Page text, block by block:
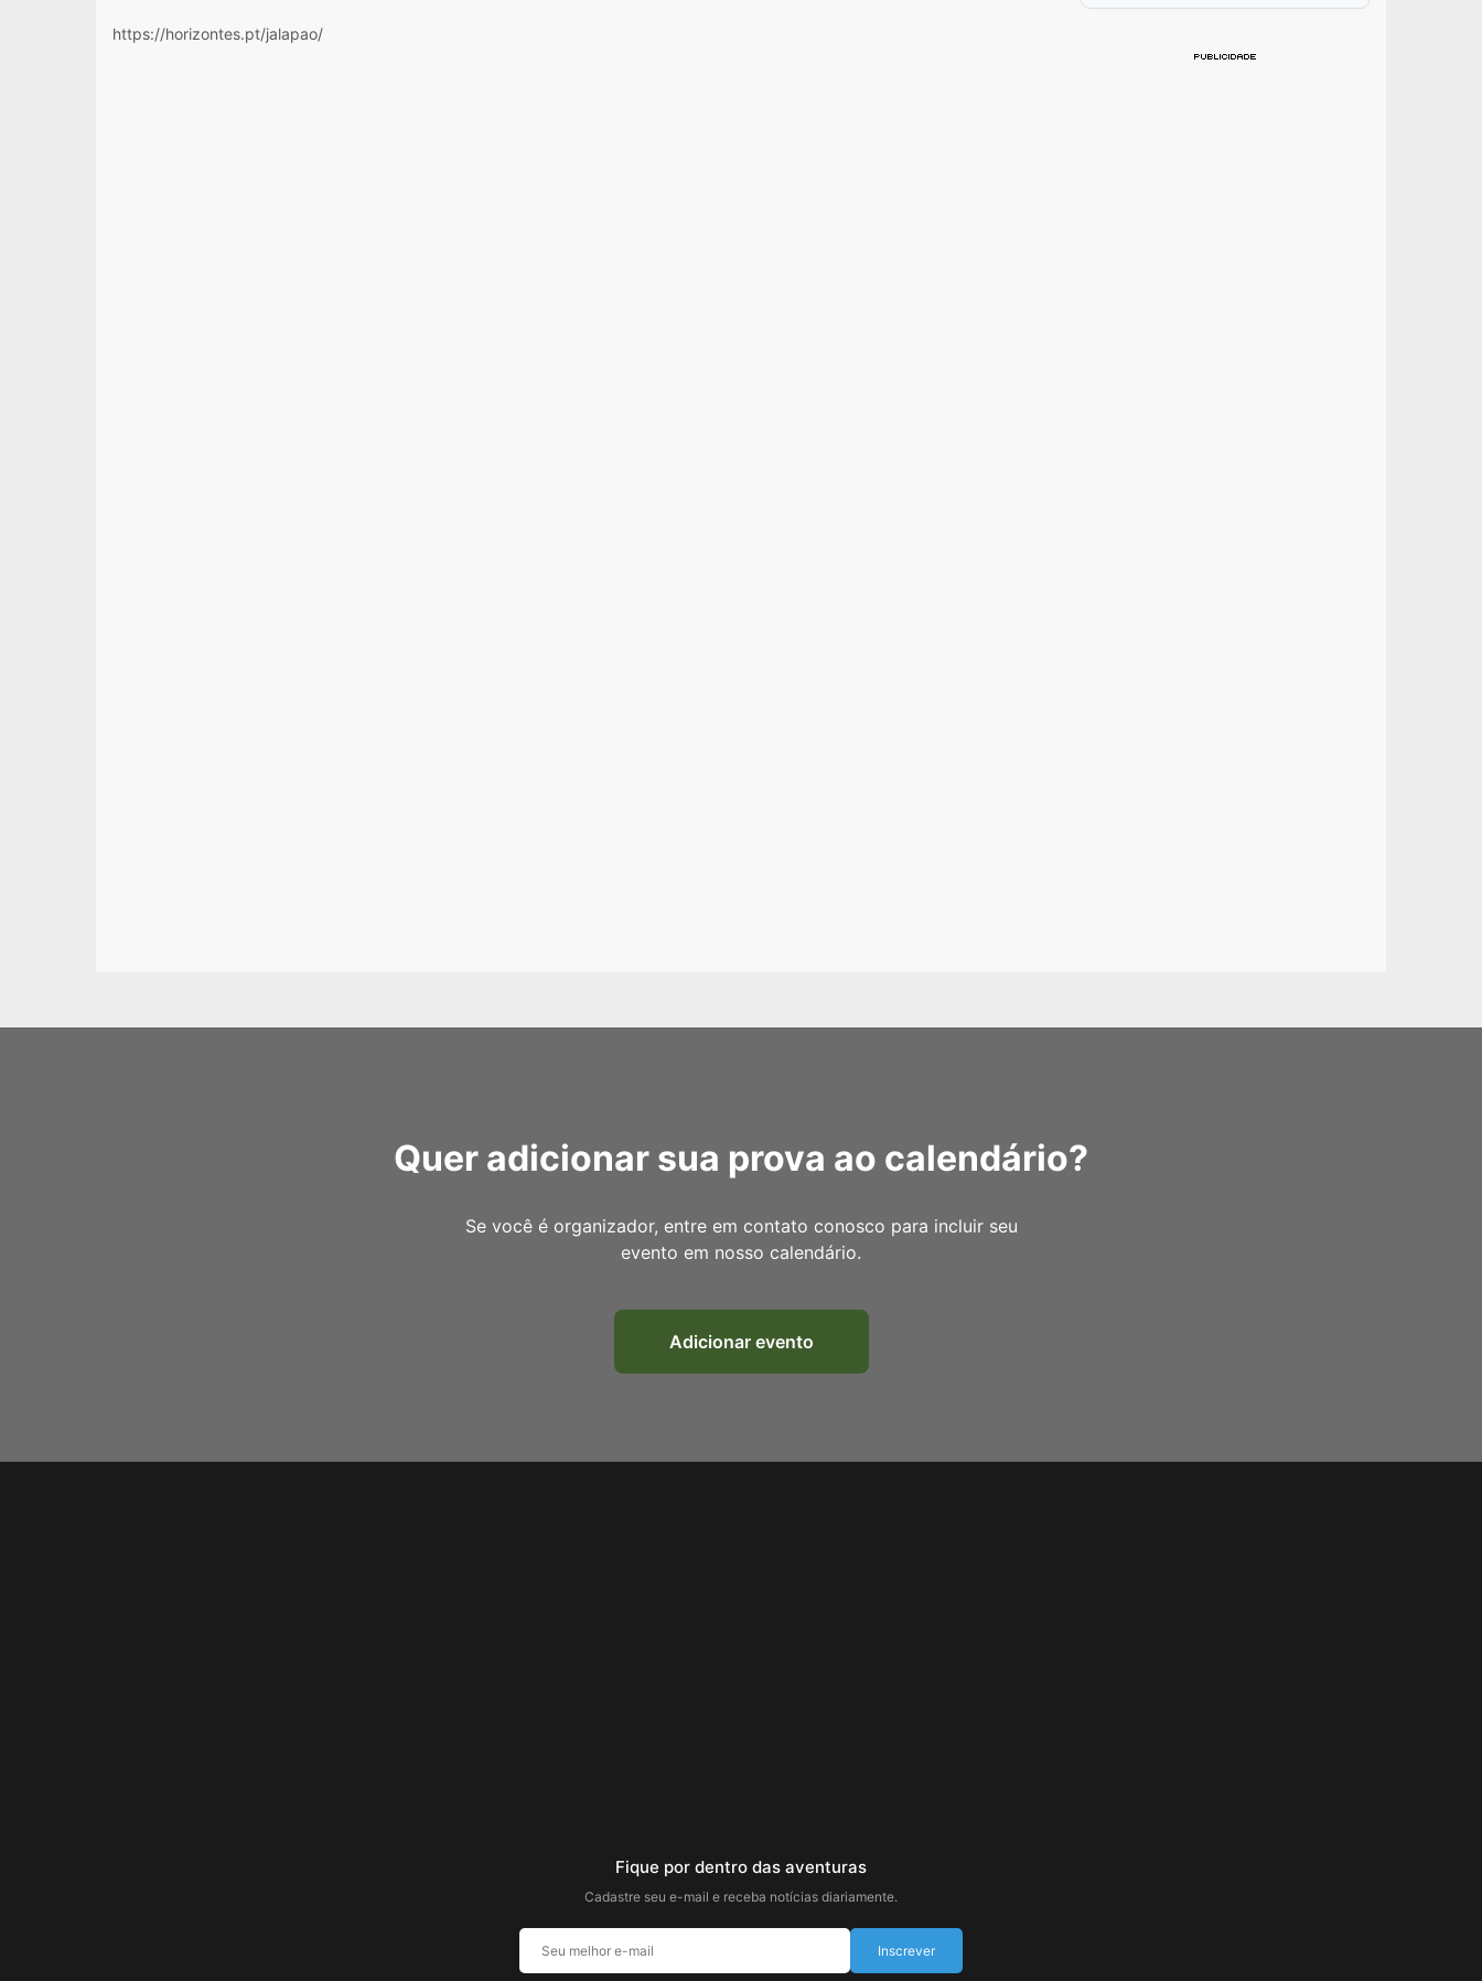
https://horizontes.pt/jalapao/
Quer adicionar sua prova ao calendário?
Se você é organizador, entre em contato conosco para incluir seu
evento em nosso calendário.
Adicionar evento
Fique por dentro das aventuras
Cadastre seu e-mail e receba notícias diariamente.
Inscrever